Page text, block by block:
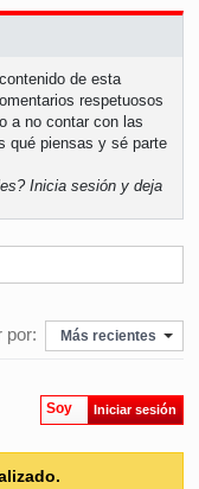
de esta
respetuosos
a no contar con las
qué piensas y sé parte
Inicia sesión y deja
por: Más recientes
Soy Iniciar sesión